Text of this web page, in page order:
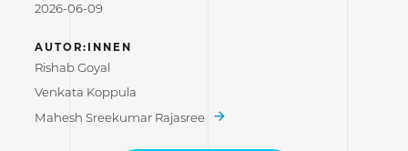
2026-06-09
AUTOR:INNEN
Rishab Goyal
Venkata Koppula
Mahesh Sreekumar Rajasree